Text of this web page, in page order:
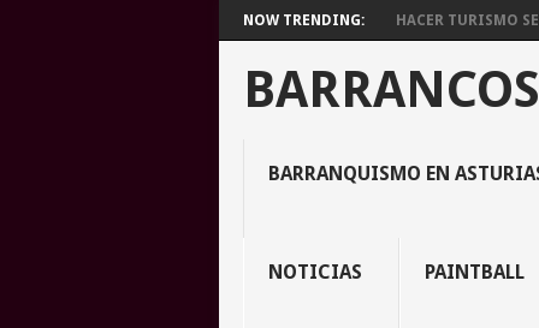
NOW TRENDING: HACER TURISMO
BARRANQUISMO EN
NOTICIAS PAINTBALL